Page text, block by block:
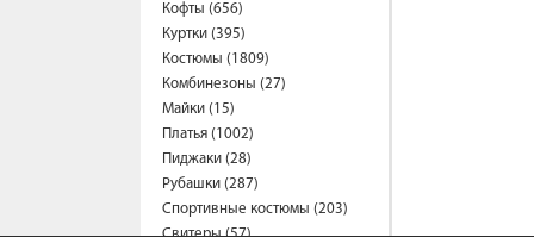
Кофты (656)
Куртки (395)
Костюмы (1809)
Комбинезоны (27)
Майки (15)
Платья (1002)
Пиджаки (28)
Рубашки (287)
Спортивные костюмы (203)